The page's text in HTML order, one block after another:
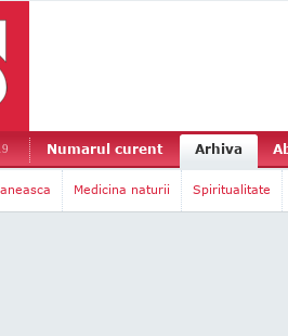
Numarul curent Arhiva
Medicina naturii Spiritualitate